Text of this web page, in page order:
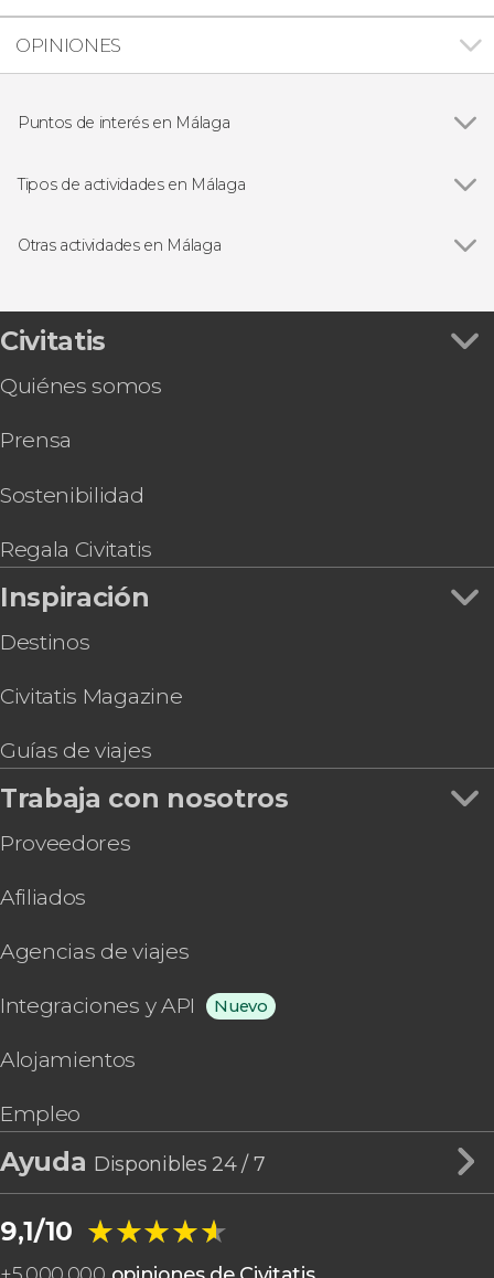
OPINIONES
Puntos de interés en Málaga
Teatro romano de Málaga
Tipos de actividades en Málaga
Free tours en Málaga
Otras actividades en Málaga
Visita guiada por la catedral y alrededores
Hammam Al Ándalus, un baño en la historia
Visita guiada por el castillo de Gibralfaro
Tour en segway por Málaga
Autobús turístico de Málaga
Civitatis
Quiénes somos
Prensa
Sostenibilidad
Regala Civitatis
Inspiración
Destinos
Civitatis Magazine
Guías de viajes
Trabaja con nosotros
Proveedores
Afiliados
Agencias de viajes
Integraciones y API Nuevo
Alojamientos
Empleo
Ayuda Disponibles 24 / 7
9,1/10 ★★★★★
★★★★★